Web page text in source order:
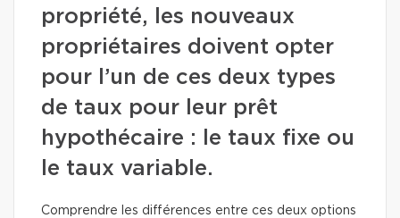
propriété, les nouveaux
propriétaires doivent opter
pour l’un de ces deux types
de taux pour leur prêt
hypothécaire : le taux fixe ou
le taux variable.
Comprendre les différences entre ces deux options